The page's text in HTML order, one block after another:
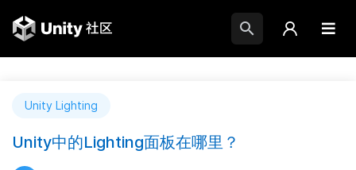
Unity Lighting
Unity中的Lighting面板在哪里？